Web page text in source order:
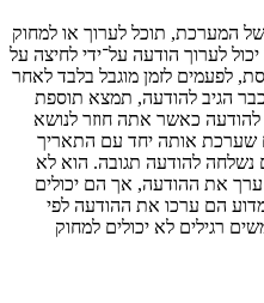
המערכת, תוכל לערוך או למחוק
לערוך הודעה על־ידי לחיצה על
לפעמים לזמן מוגבל בלבד לאחר
הגיב להודעה, תמצא תוספת
כאשר אתה חוזר לנושא
אותה יחד עם התאריך
להודעה תגובה. הוא לא
את ההודעה, אך הם יכולים
הם ערכו את ההודעה לפי
רגילים לא יכולים למחוק